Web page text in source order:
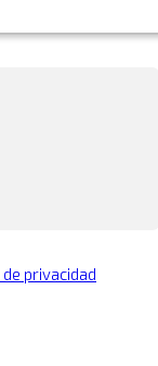
privacidad